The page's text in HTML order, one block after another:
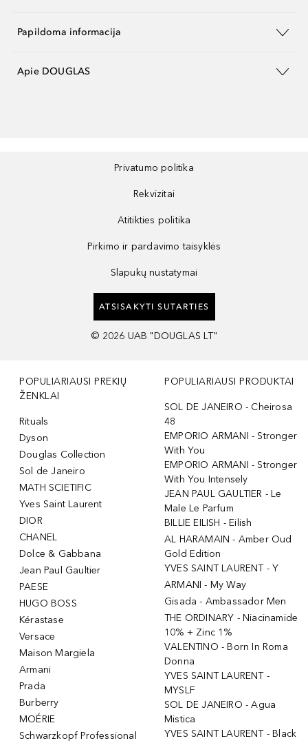
Papildoma informacija
Apie DOUGLAS
Privatumo politika
Rekvizitai
Atitikties politika
Pirkimo ir pardavimo taisyklės
Slapukų nustatymai
ATSISAKYTI SUTARTIES
© 2026 UAB "DOUGLAS LT"
POPULIARIAUSI PREKIŲ
ŽENKLAI
Rituals
Dyson
Douglas Collection
Sol de Janeiro
MATH SCIETIFIC
Yves Saint Laurent
DIOR
CHANEL
Dolce & Gabbana
Jean Paul Gaultier
PAESE
HUGO BOSS
Kérastase
Versace
Maison Margiela
Armani
Prada
Burberry
MOÉRIE
Schwarzkopf Professional
POPULIARIAUSI PRODUKTAI
SOL DE JANEIRO - Cheirosa
48
EMPORIO ARMANI - Stronger
With You
EMPORIO ARMANI - Stronger
With You Intensely
JEAN PAUL GAULTIER - Le
Male Le Parfum
BILLIE EILISH - Eilish
AL HARAMAIN - Amber Oud
Gold Edition
YVES SAINT LAURENT - Y
ARMANI - My Way
Gisada - Ambassador Men
THE ORDINARY - Niacinamide
10% + Zinc 1%
VALENTINO - Born In Roma
Donna
YVES SAINT LAURENT -
MYSLF
SOL DE JANEIRO - Agua
Mistica
YVES SAINT LAURENT - Black